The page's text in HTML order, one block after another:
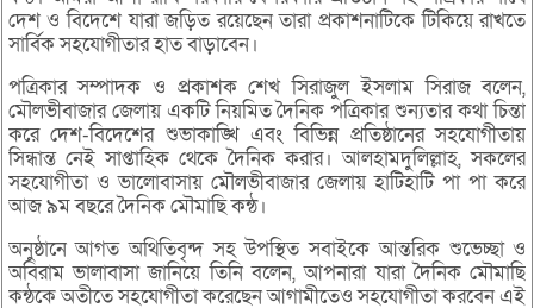
দেশ ও বিদেশে যারা জড়িত রয়েছেন তারা প্রকাশনাটিকে টিকিয়ে রাখতে
সার্বিক সহযোগীতার হাত বাড়াবেন।
পত্রিকার সম্পাদক ও প্রকাশক শেখ সিরাজুল ইসলাম সিরাজ বলেন,
মৌলভীবাজার জেলায় একটি নিয়মিত দৈনিক পত্রিকার শুন্যতার কথা চিন্তা
করে দেশ-বিদেশের শুভাকাঙ্খি এবং বিভিন্ন প্রতিষ্ঠানের সহযোগীতায়
সিন্ধান্ত নেই সাপ্তাহিক থেকে দৈনিক করার। আলহামদুলিল্লাহ, সকলের
সহযোগীতা ও ভালোবাসায় মৌলভীবাজার জেলায় হাটিহাটি পা পা করে
আজ ৯ম বছরে দৈনিক মৌমাছি কন্ঠ।
অনুষ্ঠানে আগত অথিতিবৃন্দ সহ উপস্থিত সবাইকে আন্তরিক শুভেচ্ছা ও
অবিরাম ভালাবাসা জানিয়ে তিনি বলেন, আপনারা যারা দৈনিক মৌমাছি
কন্ঠকে অতীতে সহযোগীতা করেছেন আগামীতেও সহযোগীতা করবেন এই